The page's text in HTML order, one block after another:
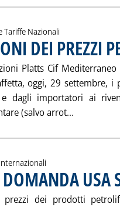
Tariffe Nazionali
DEI PREZZI
Platts Cif
oggi, 29 settembre,
e dagli importatori ai
(salvo arrot... Leggi
USA
prezzi dei prodotti